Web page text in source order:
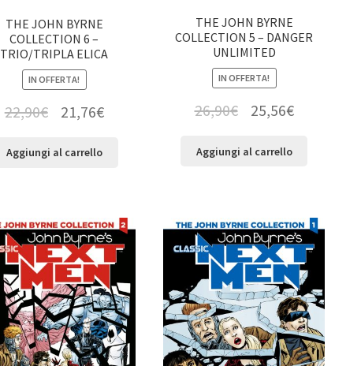
THE JOHN BYRNE
COLLECTION 6 –
TRIO/TRIPLA ELICA
IN OFFERTA!
22,90€ 21,76€
Aggiungi al carrello
THE JOHN BYRNE
COLLECTION 5 – DANGER
UNLIMITED
IN OFFERTA!
26,90€ 25,56€
Aggiungi al carrello